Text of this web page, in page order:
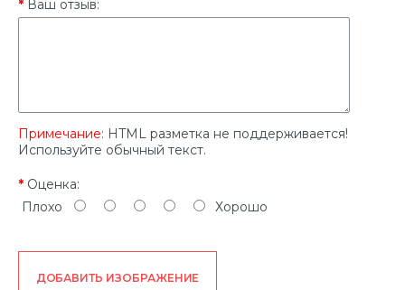
Ваш отзыв:
Примечание: HTML разметка не поддерживается!
Используйте обычный текст.
Оценка:
Плохо
Хорошо
ДОБАВИТЬ ИЗОБРАЖЕНИЕ